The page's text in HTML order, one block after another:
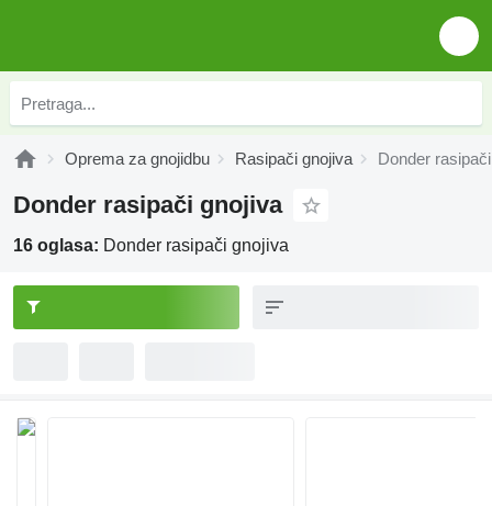
Oprema za gnojidbu Rasipači gnojiva Donder
Donder rasipači gnojiva
16 oglasa: Donder rasipači gnojiva